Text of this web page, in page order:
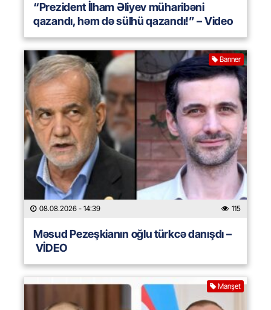
“Prezident İlham Əliyev müharibəni
qazandı, həm də sülhü qazandı!” – Video
Banner
08.08.2026 - 14:39 115
Məsud Pezeşkianın oğlu türkcə danışdı –
VİDEO
Manşet